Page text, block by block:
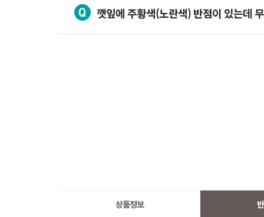
깻잎에 주황색(노란색) 반점이 있는데
상품정보